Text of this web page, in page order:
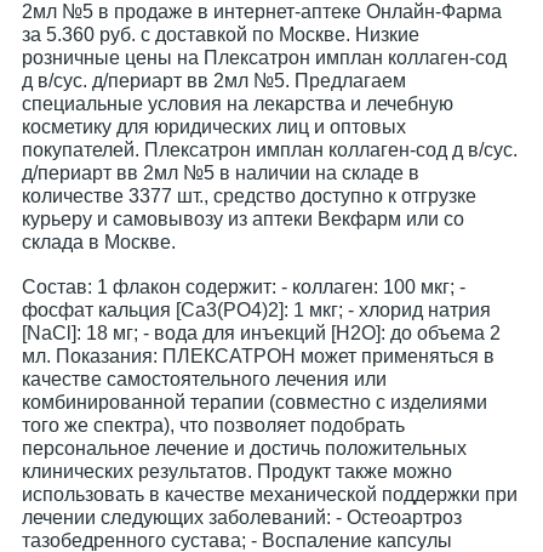
2мл №5 в продаже в интернет-аптеке Онлайн-Фарма
за 5.360 руб. с доставкой по Москве. Низкие
розничные цены на Плексатрон имплан коллаген-сод
д в/сус. д/периарт вв 2мл №5. Предлагаем
специальные условия на лекарства и лечебную
косметику для юридических лиц и оптовых
покупателей. Плексатрон имплан коллаген-сод д в/сус.
д/периарт вв 2мл №5 в наличии на складе в
количестве 3377 шт., средство доступно к отгрузке
курьеру и самовывозу из аптеки Векфарм или со
склада в Москве.
Cостав: 1 флакон содержит: - коллаген: 100 мкг; -
фосфат кальция [Ca3(PO4)2]: 1 мкг; - хлорид натрия
[NaCl]: 18 мг; - вода для инъекций [H2O]: до объема 2
мл. Показания: ПЛЕКСАТРОН может применяться в
качестве самостоятельного лечения или
комбинированной терапии (совместно с изделиями
того же спектра), что позволяет подобрать
персональное лечение и достичь положительных
клинических результатов. Продукт также можно
использовать в качестве механической поддержки при
лечении следующих заболеваний: - Остеоартроз
тазобедренного сустава; - Воспаление капсулы